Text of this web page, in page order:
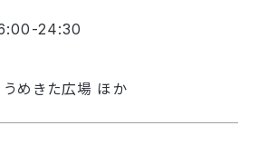
24:30
うめきた広場 ほか